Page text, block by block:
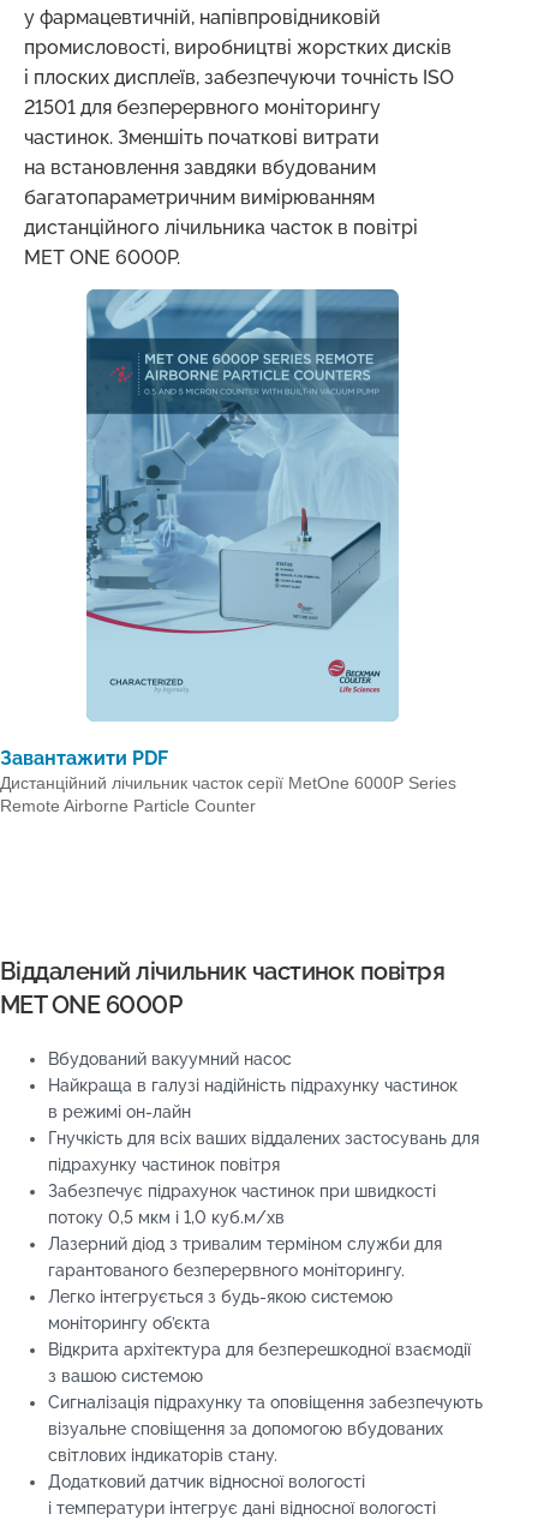
у фармацевтичній, напівпровідниковій
промисловості, виробництві жорстких дисків
і плоских дисплеїв, забезпечуючи точність ISO
21501 для безперервного моніторингу
частинок. Зменшіть початкові витрати
на встановлення завдяки вбудованим
багатопараметричним вимірюванням
дистанційного лічильника часток в повітрі
MET ONE 6000P.
Завантажити PDF
Дистанційний лічильник часток серії MetOne 6000P Series
Remote Airborne Particle Counter
Віддалений лічильник частинок повітря
MET ONE 6000P
Вбудований вакуумний насос
Найкраща в галузі надійність підрахунку частинок
в режимі он-лайн
Гнучкість для всіх ваших віддалених застосувань для
підрахунку частинок повітря
Забезпечує підрахунок частинок при швидкості
потоку 0,5 мкм і 1,0 куб.м/хв
Лазерний діод з тривалим терміном служби для
гарантованого безперервного моніторингу.
Легко інтегрується з будь-якою системою
моніторингу об’єкта
Відкрита архітектура для безперешкодної взаємодії
з вашою системою
Сигналізація підрахунку та оповіщення забезпечують
візуальне сповіщення за допомогою вбудованих
світлових індикаторів стану.
Додатковий датчик відносної вологості
і температури інтегрує дані відносної вологості